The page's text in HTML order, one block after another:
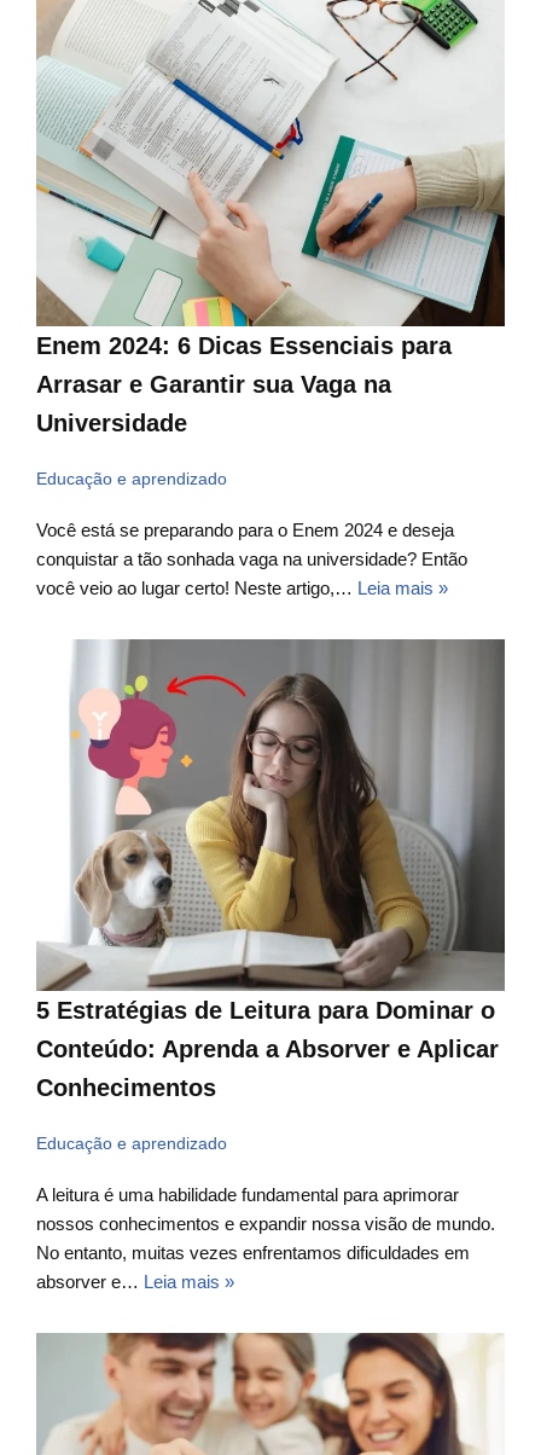
Enem 2024: 6 Dicas Essenciais para
Arrasar e Garantir sua Vaga na
Universidade
Educação e aprendizado
Você está se preparando para o Enem 2024 e deseja
conquistar a tão sonhada vaga na universidade? Então
você veio ao lugar certo! Neste artigo,… Leia mais »
5 Estratégias de Leitura para Dominar o
Conteúdo: Aprenda a Absorver e Aplicar
Conhecimentos
Educação e aprendizado
A leitura é uma habilidade fundamental para aprimorar
nossos conhecimentos e expandir nossa visão de mundo.
No entanto, muitas vezes enfrentamos dificuldades em
absorver e… Leia mais »